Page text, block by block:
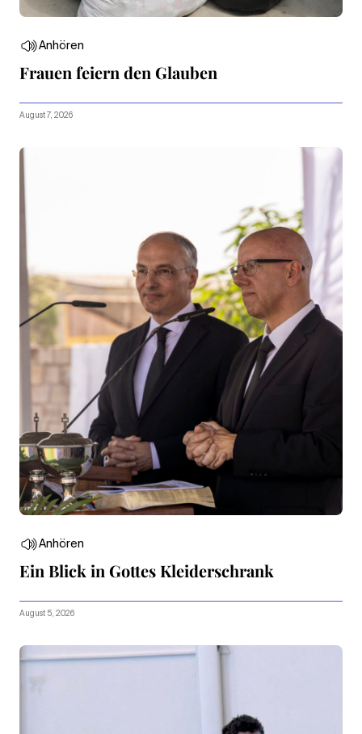
Anhören
Frauen feiern den Glauben
August 7, 2026
Anhören
Ein Blick in Gottes Kleiderschrank
August 5, 2026